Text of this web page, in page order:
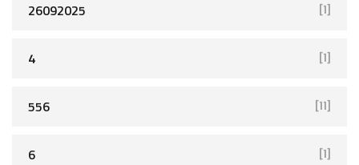
26092025 [1]
4 [1]
556 [11]
6 [1]